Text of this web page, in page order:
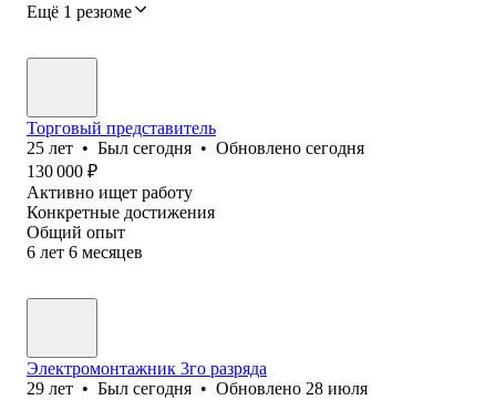
Ещё 1 резюме
Торговый представитель
25 лет • Был сегодня • Обновлено сегодня
130 000 ₽
Активно ищет работу
Конкретные достижения
Общий опыт
6 лет 6 месяцев
Электромонтажник 3го разряда
29 лет • Был сегодня • Обновлено 28 июля